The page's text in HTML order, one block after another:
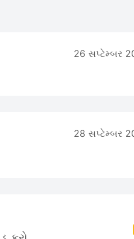
26 સપ્ટેમ્બર
28 સપ્ટેમ્બર